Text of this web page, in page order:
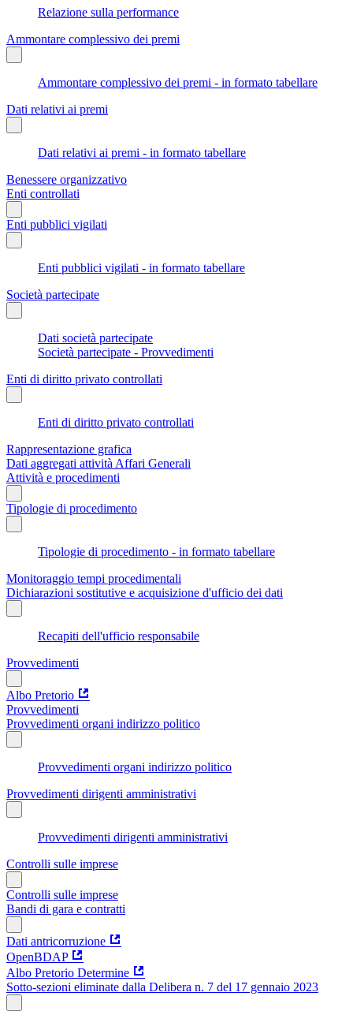
Relazione sulla performance
Ammontare complessivo dei premi
Ammontare complessivo dei premi - in formato tabellare
Dati relativi ai premi
Dati relativi ai premi - in formato tabellare
Benessere organizzativo
Enti controllati
Enti pubblici vigilati
Enti pubblici vigilati - in formato tabellare
Società partecipate
Dati società partecipate
Società partecipate - Provvedimenti
Enti di diritto privato controllati
Enti di diritto privato controllati
Rappresentazione grafica
Dati aggregati attività Affari Generali
Attività e procedimenti
Tipologie di procedimento
Tipologie di procedimento - in formato tabellare
Monitoraggio tempi procedimentali
Dichiarazioni sostitutive e acquisizione d'ufficio dei dati
Recapiti dell'ufficio responsabile
Provvedimenti
Albo Pretorio
Provvedimenti
Provvedimenti organi indirizzo politico
Provvedimenti organi indirizzo politico
Provvedimenti dirigenti amministrativi
Provvedimenti dirigenti amministrativi
Controlli sulle imprese
Controlli sulle imprese
Bandi di gara e contratti
Dati antricorruzione
OpenBDAP
Albo Pretorio Determine
Sotto-sezioni eliminate dalla Delibera n. 7 del 17 gennaio 2023